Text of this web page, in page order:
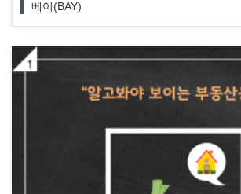
베이(BAY)